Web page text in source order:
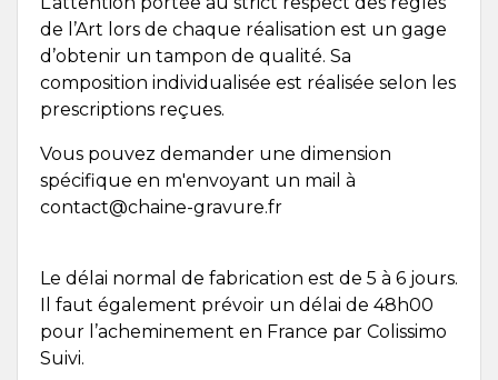
de l’Art lors de chaque réalisation est un gage
d’obtenir un tampon de qualité. Sa
composition individualisée est réalisée selon les
prescriptions reçues.
Vous pouvez demander une dimension
spécifique en m'envoyant un mail à
contact@chaine-gravure.fr
Le délai normal de fabrication est de 5 à 6 jours.
Il faut également prévoir un délai de 48h00
pour l’acheminement en France par Colissimo
Suivi.